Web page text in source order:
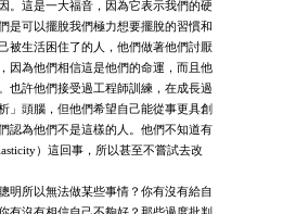
。這是一大福音，因為它表示我們的硬
是可以擺脫我們極力想要擺脫的習慣和
被生活困住了的人，他們做著他們討厭
因為他們相信這是他們的命運，而且他
也許他們接受過工程師訓練，在成長過
」頭腦，但他們希望自己能從事更具創
為他們不是這樣的人。他們不知道有
）這回事，所以甚至不嘗試去改
所以無法做某些事情？你有沒有給自